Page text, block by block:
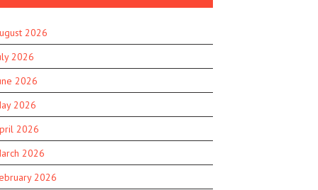
2026
2026
2026
2026
2026
2026
2026